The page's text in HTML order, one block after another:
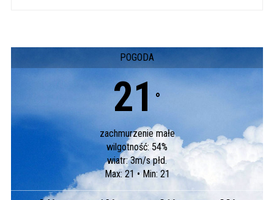
POGODA
21 °
zachmurzenie małe
wilgotność: 54%
wiatr: 3m/s płd.
Max: 21 • Min: 21